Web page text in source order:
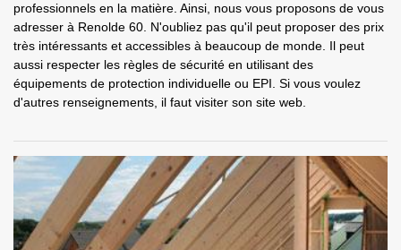
professionnels en la matière. Ainsi, nous vous proposons de vous
adresser à Renolde 60. N'oubliez pas qu'il peut proposer des prix
très intéressants et accessibles à beaucoup de monde. Il peut
aussi respecter les règles de sécurité en utilisant des
équipements de protection individuelle ou EPI. Si vous voulez
d'autres renseignements, il faut visiter son site web.